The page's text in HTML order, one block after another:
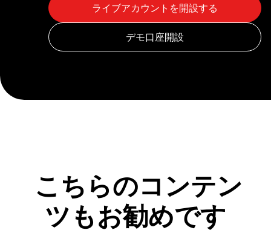
こちらのコンテン
ツもお勧めです